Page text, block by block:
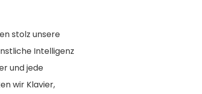
stolz unsere
Intelligenz
und jede
wir Klavier,